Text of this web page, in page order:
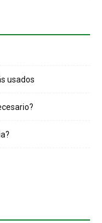
usados